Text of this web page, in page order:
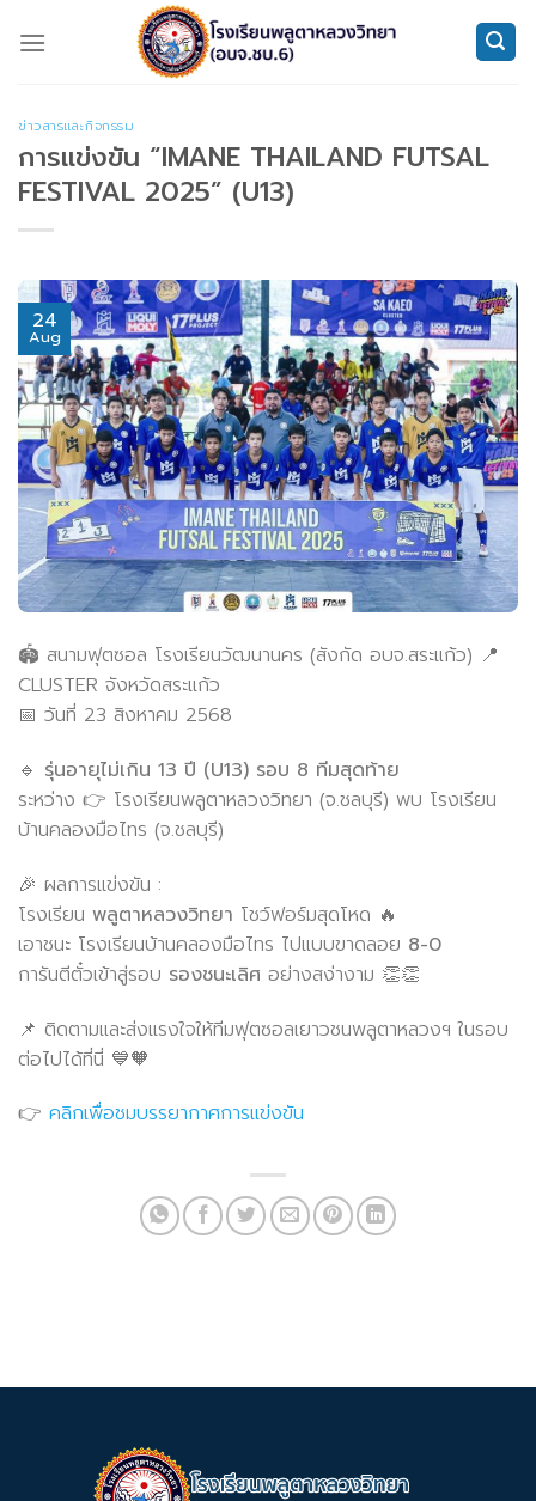
ข่าวสารและกิจกรรม
การแข่งขัน “IMANE THAILAND FUTSAL
FESTIVAL 2025” (U13)
24
Aug
🏟️ สนามฟุตซอล โรงเรียนวัฒนานคร (สังกัด อบจ.สระแก้ว) 📍
CLUSTER จังหวัดสระแก้ว
📅 วันที่ 23 สิงหาคม 2568
🔹 รุ่นอายุไม่เกิน 13 ปี (U13) รอบ 8 ทีมสุดท้าย
ระหว่าง 👉 โรงเรียนพลูตาหลวงวิทยา (จ.ชลบุรี) พบ โรงเรียน
บ้านคลองมือไทร (จ.ชลบุรี)
🎉 ผลการแข่งขัน :
โรงเรียน พลูตาหลวงวิทยา โชว์ฟอร์มสุดโหด 🔥
เอาชนะ โรงเรียนบ้านคลองมือไทร ไปแบบขาดลอย 8-0
การันตีตั๋วเข้าสู่รอบ รองชนะเลิศ อย่างสง่างาม 👏👏
📌 ติดตามและส่งแรงใจให้ทีมฟุตซอลเยาวชนพลูตาหลวงฯ ในรอบ
ต่อไปได้ที่นี่ 💙🧡
👉 คลิกเพื่อชมบรรยากาศการแข่งขัน